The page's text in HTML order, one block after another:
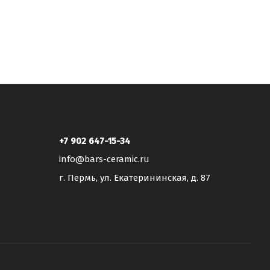
+7 902 647-15-34
info@bars-ceramic.ru
г. Пермь, ул. Екатерининская, д. 87